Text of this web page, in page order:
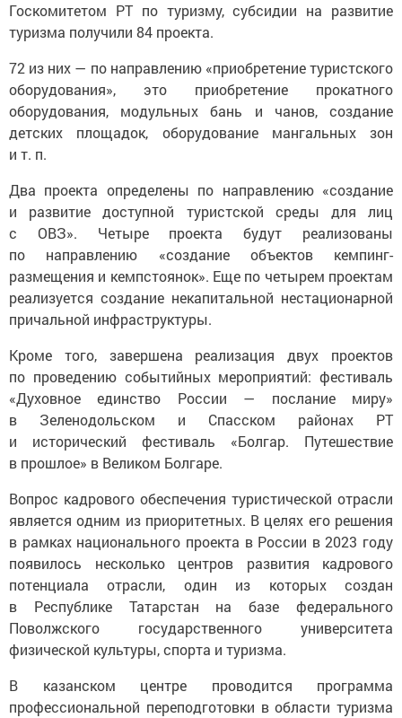
Госкомитетом РТ по туризму, субсидии на развитие
туризма получили 84 проекта.
72 из них — по направлению «приобретение туристского
оборудования», это приобретение прокатного
оборудования, модульных бань и чанов, создание
детских площадок, оборудование мангальных зон
и т. п.
Два проекта определены по направлению «создание
и развитие доступной туристской среды для лиц
с ОВЗ». Четыре проекта будут реализованы
по направлению «создание объектов кемпинг-
размещения и кемпстоянок». Еще по четырем проектам
реализуется создание некапитальной нестационарной
причальной инфраструктуры.
Кроме того, завершена реализация двух проектов
по проведению событийных мероприятий: фестиваль
«Духовное единство России — послание миру»
в Зеленодольском и Спасском районах РТ
и исторический фестиваль «Болгар. Путешествие
в прошлое» в Великом Болгаре.
Вопрос кадрового обеспечения туристической отрасли
является одним из приоритетных. В целях его решения
в рамках национального проекта в России в 2023 году
появилось несколько центров развития кадрового
потенциала отрасли, один из которых создан
в Республике Татарстан на базе федерального
Поволжского государственного университета
физической культуры, спорта и туризма.
В казанском центре проводится программа
профессиональной переподготовки в области туризма